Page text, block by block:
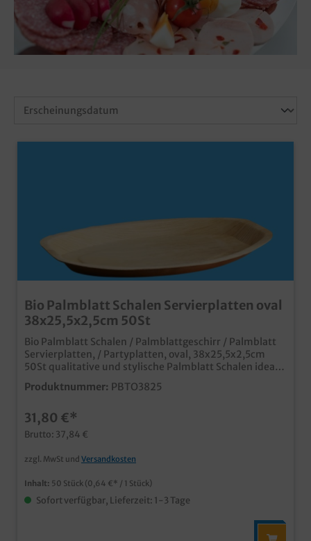
Bio Palmblatt Schalen Servierplatten oval
38x25,5x2,5cm 50St
Bio Palmblatt Schalen / Palmblattgeschirr / Palmblatt
Servierplatten, / Partyplatten, oval, 38x25,5x2,5cm
50St qualitative und stylische Palmblatt Schalen ideal
für Fingerfood, Snacks und mehr in Imbiss, Partyservice
und Catering. aus unbeschichtetem Palmblattmaterial
abbaubar (DIN13432) fett- und
feuchtigkeitsresistent bis ca. 30min vor Verzehr
individuelle Prägung oder Form möglich
Produktnummer: PBTO3825
31,80 €*
Brutto: 37,84 €
zzgl. MwSt und Versandkosten
Inhalt: 50 Stück (0,64 €* / 1 Stück)
Sofort verfügbar, Lieferzeit: 1-3 Tage